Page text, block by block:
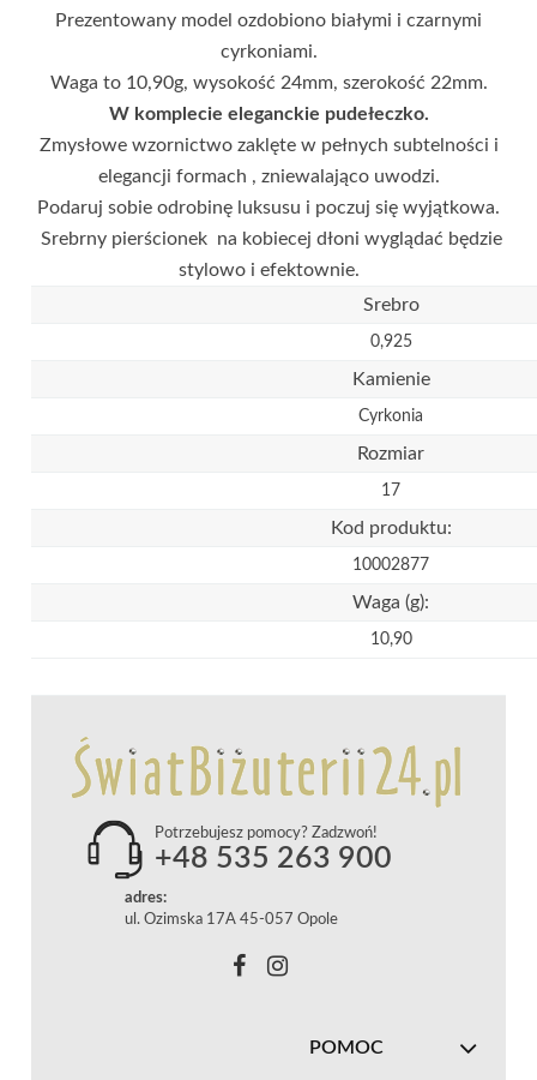
Prezentowany model ozdobiono białymi i czarnymi
cyrkoniami.
Waga to 10,90g, wysokość 24mm, szerokość 22mm.
W komplecie eleganckie pudełeczko.
Zmysłowe wzornictwo zaklęte w pełnych subtelności i
elegancji formach , zniewalająco uwodzi.
Podaruj sobie odrobinę luksusu i poczuj się wyjątkowa.
Srebrny pierścionek na kobiecej dłoni wyglądać będzie
stylowo i efektownie.
Srebro
0,925
Kamienie
Cyrkonia
Rozmiar
17
Kod produktu:
10002877
Waga (g):
10,90
Potrzebujesz pomocy? Zadzwoń!
+48 535 263 900
adres:
ul. Ozimska 17A 45-057 Opole
POMOC